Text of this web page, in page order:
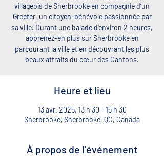
villageois de Sherbrooke en compagnie d’un
Greeter, un citoyen-bénévole passionnée par
sa ville. Durant une balade d’environ 2 heures,
apprenez-en plus sur Sherbrooke en
parcourant la ville et en découvrant les plus
beaux attraits du cœur des Cantons.
Heure et lieu
13 avr. 2025, 13 h 30 – 15 h 30
Sherbrooke, Sherbrooke, QC, Canada
À propos de l'événement